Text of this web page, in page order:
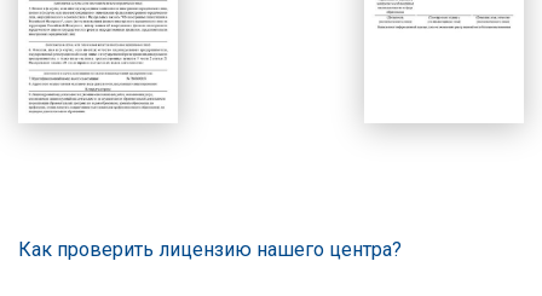
Как проверить лицензию нашего центра?